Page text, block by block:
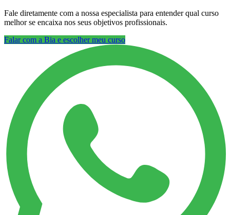
Fale diretamente com a nossa especialista para entender qual curso
melhor se encaixa nos seus objetivos profissionais.
Falar com a Bia e escolher meu curso